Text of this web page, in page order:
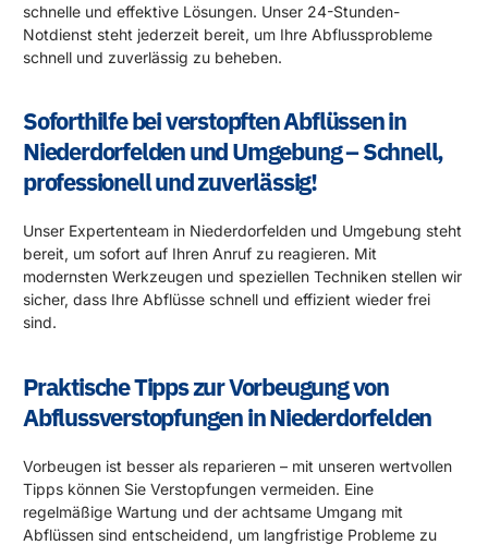
schnelle und effektive Lösungen. Unser 24-Stunden-
Notdienst steht jederzeit bereit, um Ihre Abflussprobleme
schnell und zuverlässig zu beheben.
Soforthilfe bei verstopften Abflüssen in
Niederdorfelden und Umgebung – Schnell,
professionell und zuverlässig!
Unser Expertenteam in Niederdorfelden und Umgebung steht
bereit, um sofort auf Ihren Anruf zu reagieren. Mit
modernsten Werkzeugen und speziellen Techniken stellen wir
sicher, dass Ihre Abflüsse schnell und effizient wieder frei
sind.
Praktische Tipps zur Vorbeugung von
Abflussverstopfungen in Niederdorfelden
Vorbeugen ist besser als reparieren – mit unseren wertvollen
Tipps können Sie Verstopfungen vermeiden. Eine
regelmäßige Wartung und der achtsame Umgang mit
Abflüssen sind entscheidend, um langfristige Probleme zu